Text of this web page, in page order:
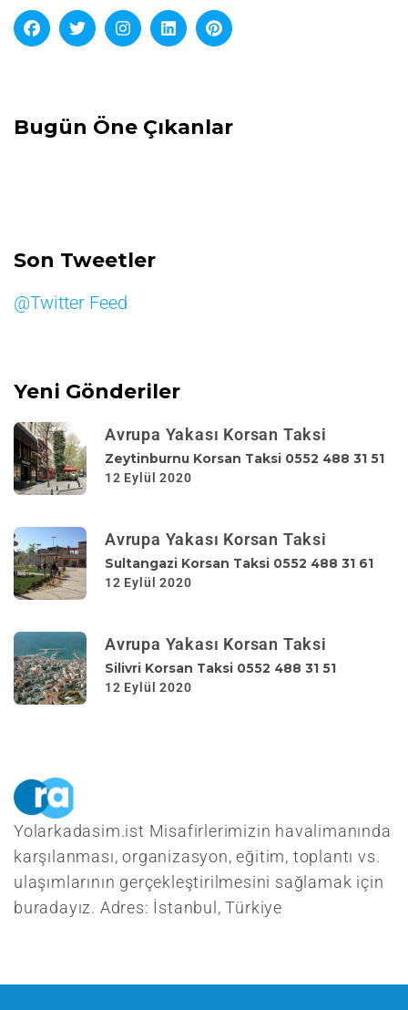
Bugün Öne Çıkanlar
Son Tweetler
@Twitter Feed
Yeni Gönderiler
Avrupa Yakası Korsan Taksi
Zeytinburnu Korsan Taksi 0552 488 31 51
12 Eylül 2020
Avrupa Yakası Korsan Taksi
Sultangazi Korsan Taksi 0552 488 31 61
12 Eylül 2020
Avrupa Yakası Korsan Taksi
Silivri Korsan Taksi 0552 488 31 51
12 Eylül 2020
Yolarkadasim.ist Misafirlerimizin havalimanında
karşılanması, organizasyon, eğitim, toplantı vs.
ulaşımlarının gerçekleştirilmesini sağlamak için
buradayız. Adres: İstanbul, Türkiye